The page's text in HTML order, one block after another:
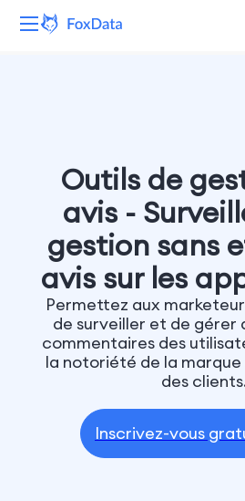
Solutions
Ressources
Tarifs
Entreprise
Outils de
avis -
gestion sans
avis sur les
Permettez aux
de surveiller et de gérer
commentaires des
la notoriété de la
des
Inscrivez-vous